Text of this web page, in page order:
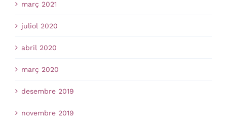
març 2021
juliol 2020
abril 2020
març 2020
desembre 2019
novembre 2019